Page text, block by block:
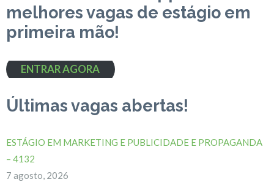
melhores vagas de estágio em
primeira mão!
ENTRAR AGORA
Últimas vagas abertas!
ESTÁGIO EM MARKETING E PUBLICIDADE E PROPAGANDA
– 4132
7 agosto, 2026